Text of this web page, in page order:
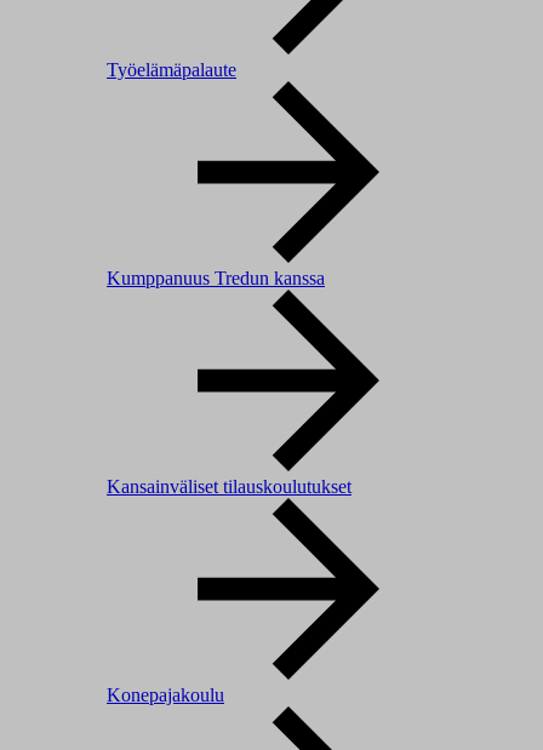
Työelämäpalaute
Kumppanuus Tredun kanssa
Kansainväliset tilauskoulutukset
Konepajakoulu